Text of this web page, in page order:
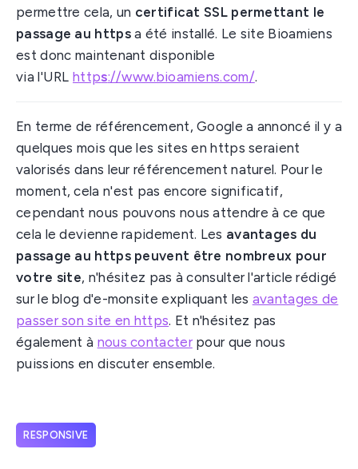
permettre cela, un certificat SSL permettant le
passage au httpsa été installé. Le site Bioamiens
est donc maintenant disponible
via l'URL https://www.bioamiens.com/.
En terme de référencement, Google a annoncé il y a
quelques mois que les sites en https seraient
valorisés dans leur référencement naturel. Pour le
moment, cela n'est pas encore significatif,
cependant nous pouvons nous attendre à ce que
cela le devienne rapidement. Les avantages du
passage au https peuvent être nombreux pour
votre site, n'hésitez pas à consulter l'article rédigé
sur le blog d'e-monsite expliquant les avantages de
passer son site en https. Et n'hésitez pas
également à nous contacterpour que nous
puissions en discuter ensemble.
RESPONSIVE